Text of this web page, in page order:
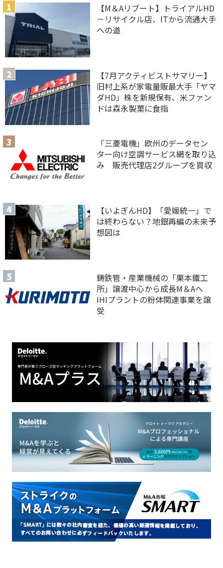
【M＆Aリブート】トライアルHD
－リサイクル店、ITから流通大手
への道
【7月アクティビストサマリー】
旧村上系が家電量販最大手「ヤマ
ダHD」株を新規保有、米ファン
ドは森永製菓に食指
「三菱電機」欧州のデータセン
ター向け空調サービス網を取り込
み 販売代理店2グループを買収
【いよぎんHD】「愛媛統一」で
は終わらない？地銀再編の未来予
想図は
鋳鉄管・産業機械の「栗本鐵工
所」譲渡中心から成長M＆Aへ
IHIプラントの粉体関連事業を譲
受